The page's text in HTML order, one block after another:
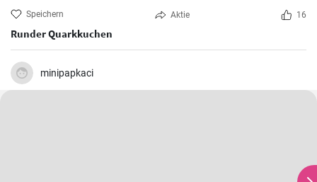
Speichern Aktie 16
Runder Quarkkuchen
minipapkaci